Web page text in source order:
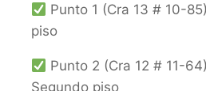
Punto 1 (Cra 13 # 10-
piso
Punto 2 (Cra 12 # 11-64)
Segundo piso